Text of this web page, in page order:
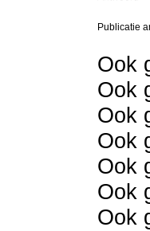
Publicatie
Ook
Ook
Ook
Ook
Ook
Ook
Ook